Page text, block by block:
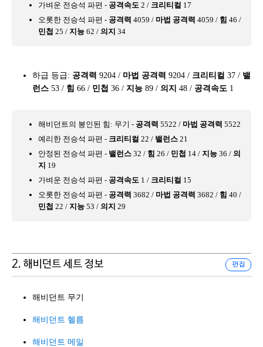
가벼운 전승석 파편 - 공격속도 2 / 크리티컬 17
오롯한 전승석 파편 - 공격력 4059 / 마법 공격력 4059 / 힘 46 /
민첩 25 / 지능 62 / 의지 34
하급 등급: 공격력 9204 / 마법 공격력 9204 / 크리티컬 37 / 밸
런스 53 / 힘 66 / 민첩 36 / 지능 89 / 의지 48 / 공격속도 1
해비던트의 봉인된 힘: 무기 - 공격력 5522 / 마법 공격력 5522
예리한 전승석 파편 - 크리티컬 22 / 밸런스 21
안정된 전승석 파편 - 밸런스 32 / 힘 26 / 민첩 14 / 지능 36 / 의
지 19
가벼운 전승석 파편 - 공격속도 1 / 크리티컬 15
오롯한 전승석 파편 - 공격력 3682 / 마법 공격력 3682 / 힘 40 /
민첩 22 / 지능 53 / 의지 29
2. 해비던트 세트 정보 편집
해비던트 무기
해비던트 헬름
해비던트 메일